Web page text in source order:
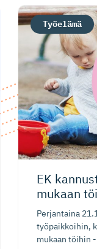
EK
mukaan
Perjantaina
työpaikkoihin,
mukaan töihin
Työelämä